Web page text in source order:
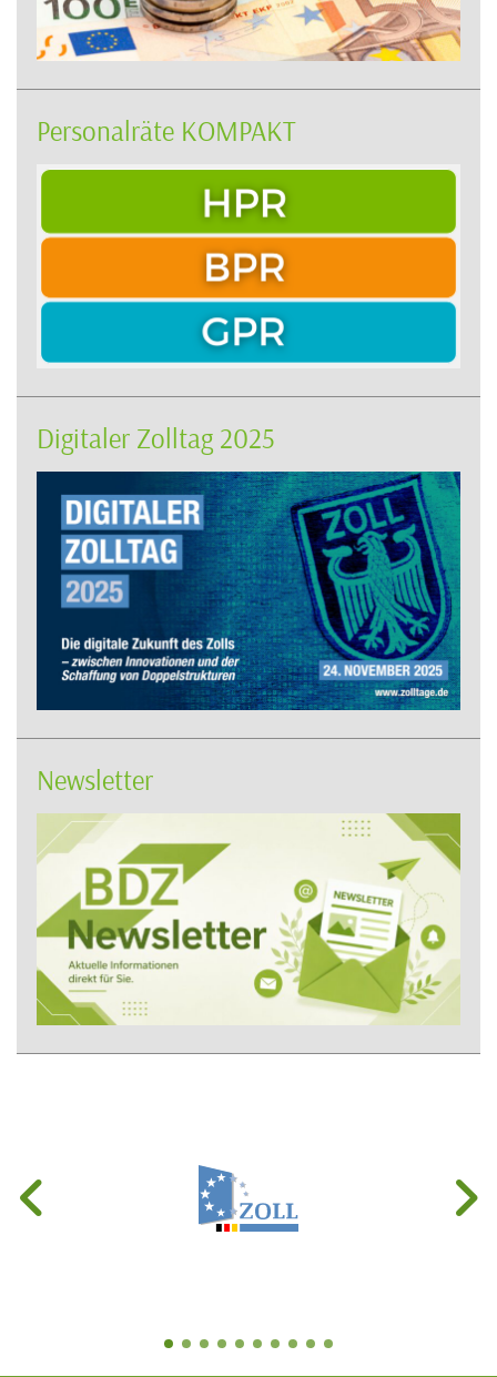
Personalräte KOMPAKT
Digitaler Zolltag 2025
Newsletter